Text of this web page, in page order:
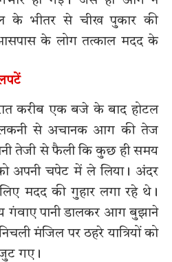
के भीतर से चीख पुकार की
के लोग तत्काल मदद के
रात करीब एक बजे के बाद होटल
से अचानक आग की तेज
तेजी से फैली कि कुछ ही समय
अपनी चपेट में ले लिया। अंदर
मदद की गुहार लगा रहे थे।
गंवाए पानी डालकर आग बुझाने
मंजिल पर ठहरे यात्रियों को
जुट गए।